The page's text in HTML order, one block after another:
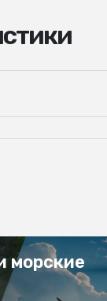
морские